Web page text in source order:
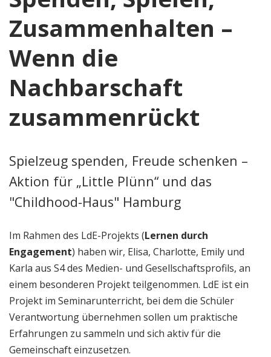
Zusammenhalten –
Wenn die
Nachbarschaft
zusammenrückt
Spielzeug spenden, Freude schenken –
Aktion für „Little Plünn“ und das
"Childhood-Haus" Hamburg
Im Rahmen des LdE-Projekts (Lernen durch
Engagement) haben wir, Elisa, Charlotte, Emily und
Karla aus S4 des Medien- und Gesellschaftsprofils, an
einem besonderen Projekt teilgenommen. LdE ist ein
Projekt im Seminarunterricht, bei dem die Schüler
Verantwortung übernehmen sollen um praktische
Erfahrungen zu sammeln und sich aktiv für die
Gemeinschaft einzusetzen.